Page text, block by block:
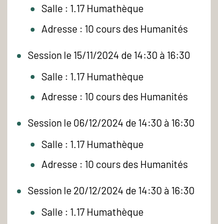
Salle : 1.17 Humathèque
Adresse : 10 cours des Humanités
Session le 15/11/2024 de 14:30 à 16:30
Salle : 1.17 Humathèque
Adresse : 10 cours des Humanités
Session le 06/12/2024 de 14:30 à 16:30
Salle : 1.17 Humathèque
Adresse : 10 cours des Humanités
Session le 20/12/2024 de 14:30 à 16:30
Salle : 1.17 Humathèque